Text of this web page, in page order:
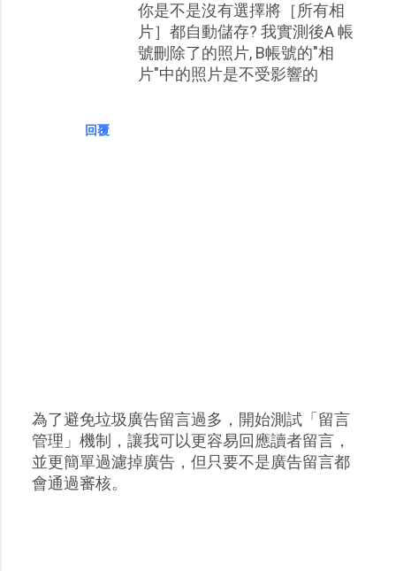
回覆
你是不是沒有選擇將［所有相
片］都自動儲存? 我實測後A 帳
號刪除了的照片, B帳號的"相
片"中的照片是不受影響的
張
貼
留
為了避免垃圾廣告留言過多，開始測試「留言
管理」機制，讓我可以更容易回應讀者留言，
並更簡單過濾掉廣告，但只要不是廣告留言都
會通過審核。